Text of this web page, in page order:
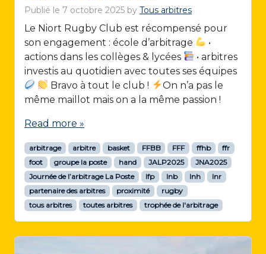
Publié le 7 octobre 2025 by Tous arbitres
Le Niort Rugby Club est récompensé pour
son engagement : école d’arbitrage
•
actions dans les collèges & lycées
• arbitres
investis au quotidien avec toutes ses équipes
Bravo à tout le club !
On n’a pas le
même maillot mais on a la même passion !
Read more »
arbitrage arbitre basket FFBB FFF ffhb
ffr
foot
groupe la poste hand JALP2025
JNA2025
Journée de l’arbitrage La Poste
lfp lnb lnh
lnr
partenaire des arbitres
proximité
rugby
tous arbitres
toutes arbitres trophée de l'arbitrage